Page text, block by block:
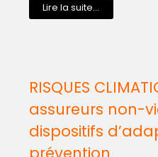
Lire la suite...
RISQUES
assureurs non-
dispositifs